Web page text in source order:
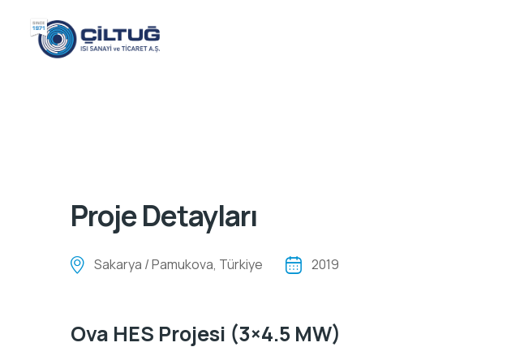
Proje Detayları
Sakarya / Pamukova, Türkiye 2019
Ova HES Projesi (3×4.5 MW)